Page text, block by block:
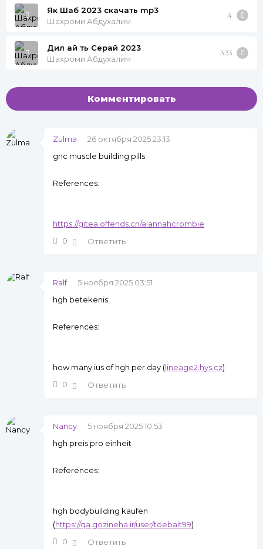
Як Шаб 2023 скачать mp3
Шахроми Абдухалим
4
Дил ай ть Серай 2023
Шахроми Абдухалим
3:33
Комментировать
Zulma
26 октября 2025 23:13
gnc muscle building pills
References:
https://gitea.offends.cn/alannahcrombie
0
Ответить
Ralf
5 ноября 2025 03:51
hgh betekenis
References:
how many ius of hgh per day (lineage2.hys.cz)
0
Ответить
Nancy
5 ноября 2025 10:53
hgh preis pro einheit
References:
hgh bodybuilding kaufen
(https://qa.gozineha.ir/user/toebait99)
0
Ответить